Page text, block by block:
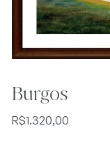
Burgos
R$1.320,00